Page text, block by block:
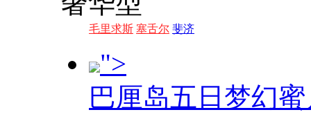
毛里求斯 塞舌尔 斐济
">
巴厘岛五日梦幻